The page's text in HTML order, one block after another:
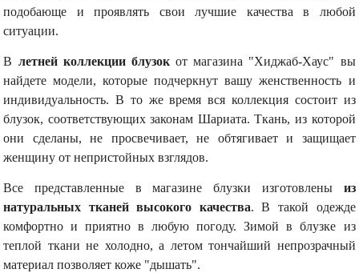
подобающе и проявлять свои лучшие качества в любой
ситуации.
В летней коллекции блузокот магазина "Хиджаб-Хаус" вы
найдете модели, которые подчеркнут вашу женственность и
индивидуальность. В то же время вся коллекция состоит из
блузок, соответствующих законам Шариата. Ткань, из которой
они сделаны, не просвечивает, не обтягивает и защищает
женщину от непристойных взглядов.
Все представленные в магазине блузки изготовлены из
натуральных тканей высокого качества. В такой одежде
комфортно и приятно в любую погоду. Зимой в блузке из
теплой ткани не холодно, а летом тончайший непрозрачный
материал позволяет коже "дышать".